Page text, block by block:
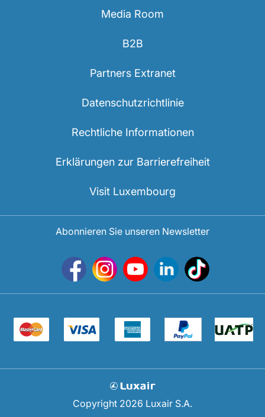
Media Room
B2B
Partners Extranet
Datenschutzrichtlinie
Rechtliche Informationen
Erklärungen zur Barrierefreiheit
Visit Luxembourg
Abonnieren Sie unseren Newsletter
Copyright 2026 Luxair S.A.